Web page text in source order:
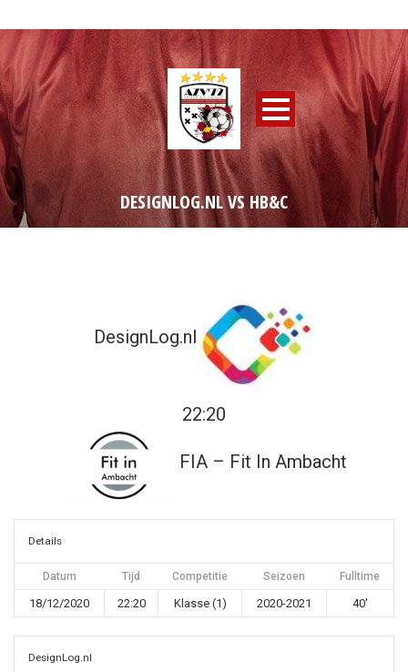
DESIGNLOG.NL VS HB&C
DesignLog.nl
22:20
FIA – Fit In Ambacht
Details
Datum Tijd Competitie Seizoen Fulltime
18/12/2020 22:20 Klasse (1) 2020-2021 40'
DesignLog.nl